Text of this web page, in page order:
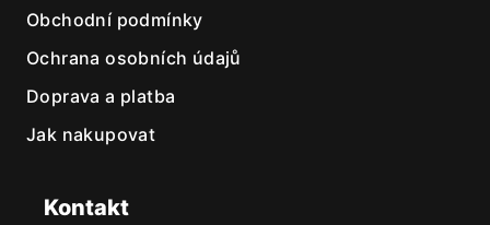
Obchodní podmínky
Ochrana osobních údajů
Doprava a platba
Jak nakupovat
Kontakt